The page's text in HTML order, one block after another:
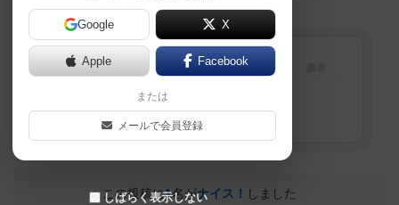
しろルーンクエスト引っ張り出せよな。
勝利点
ハクシャク
この投稿に1名がナイス！ しました
Google X
Apple Facebook
または
メールで会員登録
しばらく表示しない